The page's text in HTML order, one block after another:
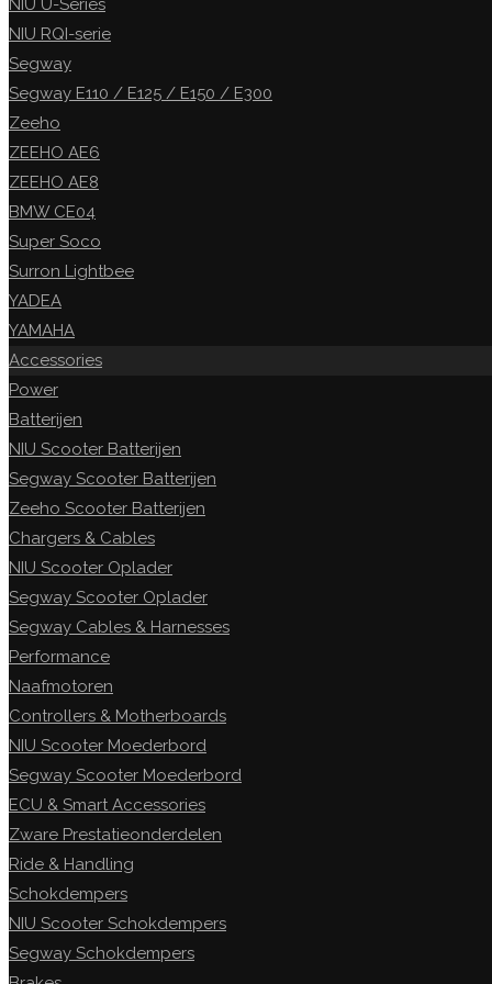
NIU U-Series
NIU RQI-serie
Segway
Segway E110 / E125 / E150 / E300
Zeeho
ZEEHO AE6
ZEEHO AE8
BMW CE04
Super Soco
Surron Lightbee
YADEA
YAMAHA
Accessories
Power
Batterijen
NIU Scooter Batterijen
Segway Scooter Batterijen
Zeeho Scooter Batterijen
Chargers & Cables
NIU Scooter Oplader
Segway Scooter Oplader
Segway Cables & Harnesses
Performance
Naafmotoren
Controllers & Motherboards
NIU Scooter Moederbord
Segway Scooter Moederbord
ECU & Smart Accessories
Zware Prestatieonderdelen
Ride & Handling
Schokdempers
NIU Scooter Schokdempers
Segway Schokdempers